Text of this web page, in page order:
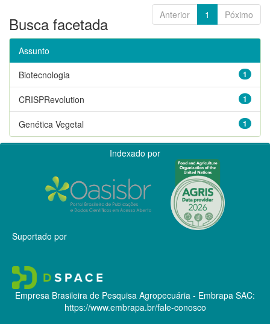
Anterior 1 Póximo
Busca facetada
Assunto
1
Biotecnologia
1
CRISPRevolution
1
Genética Vegetal
Indexado por
Suportado por
Empresa Brasileira de Pesquisa Agropecuária - Embrapa SAC:
https://www.embrapa.br/fale-conosco